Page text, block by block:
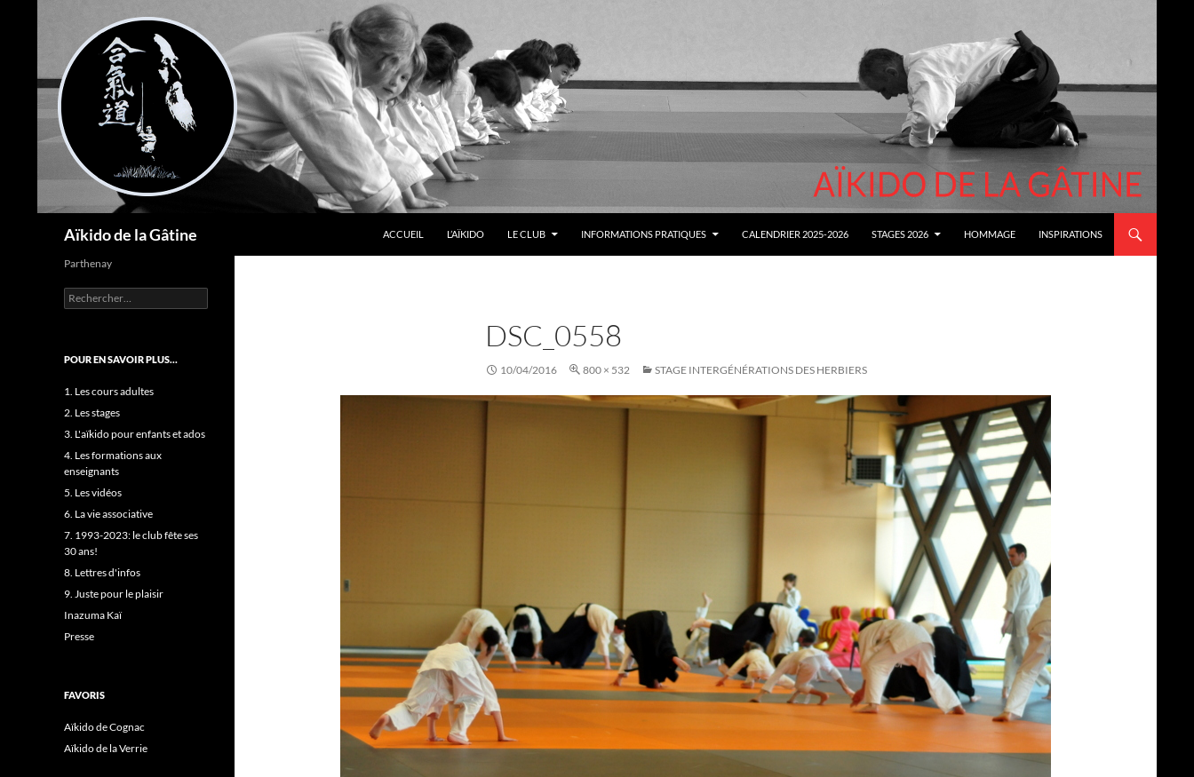
Aïkido de la Gâtine
ACCUEIL
L’AÏKIDO LE CLUB INFORMATIONS PRATIQUES CALENDRIER 2025-2026 STAGES 2026 HOMMAGE INSPIRATIONS
DSC_0558
10/04/2016 800 × 532 STAGE INTERGÉNÉRATIONS DES HERBIERS
Parthenay
Rechercher :
POUR EN SAVOIR PLUS…
1. Les cours adultes
2. Les stages
3. L'aïkido pour enfants et ados
4. Les formations aux
enseignants
5. Les vidéos
6. La vie associative
7. 1993-2023: le club fête ses
30 ans!
8. Lettres d'infos
9. Juste pour le plaisir
Inazuma Kaï
Presse
FAVORIS
Aïkido de Cognac
Aïkido de la Verrie